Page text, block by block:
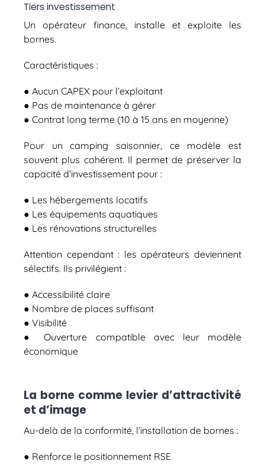
Tiers investissement
Un opérateur finance, installe et exploite les
bornes.
Caractéristiques :
● Aucun CAPEX pour l’exploitant
● Pas de maintenance à gérer
● Contrat long terme (10 à 15 ans en moyenne)
Pour un camping saisonnier, ce modèle est
souvent plus cohérent. Il permet de préserver la
capacité d’investissement pour :
● Les hébergements locatifs
● Les équipements aquatiques
● Les rénovations structurelles
Attention cependant : les opérateurs deviennent
sélectifs. Ils privilégient :
● Accessibilité claire
● Nombre de places suffisant
● Visibilité
● Ouverture compatible avec leur modèle
économique
La borne comme levier d’attractivité
et d’image
Au-delà de la conformité, l’installation de bornes :
● Renforce le positionnement RSE